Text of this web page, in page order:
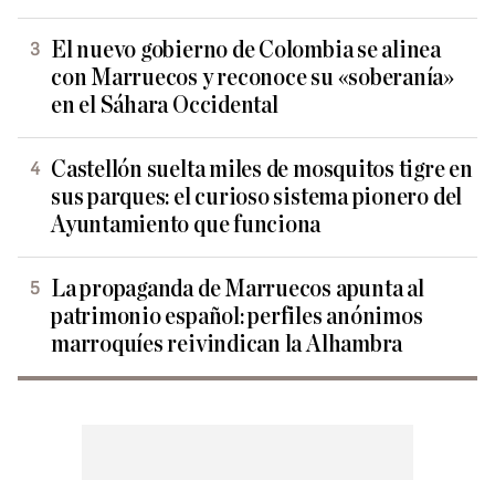
El nuevo gobierno de Colombia se alinea
con Marruecos y reconoce su «soberanía»
en el Sáhara Occidental
Castellón suelta miles de mosquitos tigre en
sus parques: el curioso sistema pionero del
Ayuntamiento que funciona
La propaganda de Marruecos apunta al
patrimonio español: perfiles anónimos
marroquíes reivindican la Alhambra